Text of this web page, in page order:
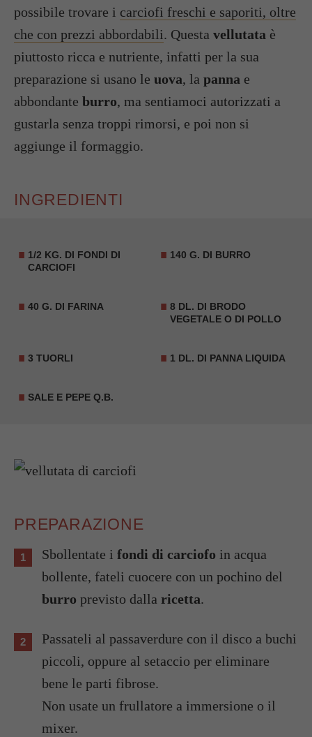
possibile trovare i carciofi freschi e saporiti, oltre
che con prezzi abbordabili. Questa vellutata è
piuttosto ricca e nutriente, infatti per la sua
preparazione si usano le uova, la panna e
abbondante burro, ma sentiamoci autorizzati a
gustarla senza troppi rimorsi, e poi non si
aggiunge il formaggio.
INGREDIENTI
1/2 KG. DI FONDI DI
CARCIOFI
140 G. DI BURRO
40 G. DI FARINA
8 DL. DI BRODO
VEGETALE O DI POLLO
3 TUORLI 1 DL. DI PANNA LIQUIDA
SALE E PEPE Q.B.
PREPARAZIONE
Sbollentate i fondi di carciofo in acqua
bollente, fateli cuocere con un pochino del
burro previsto dalla ricetta.
Passateli al passaverdure con il disco a buchi
piccoli, oppure al setaccio per eliminare
bene le parti fibrose.
Non usate un frullatore a immersione o il
mixer.